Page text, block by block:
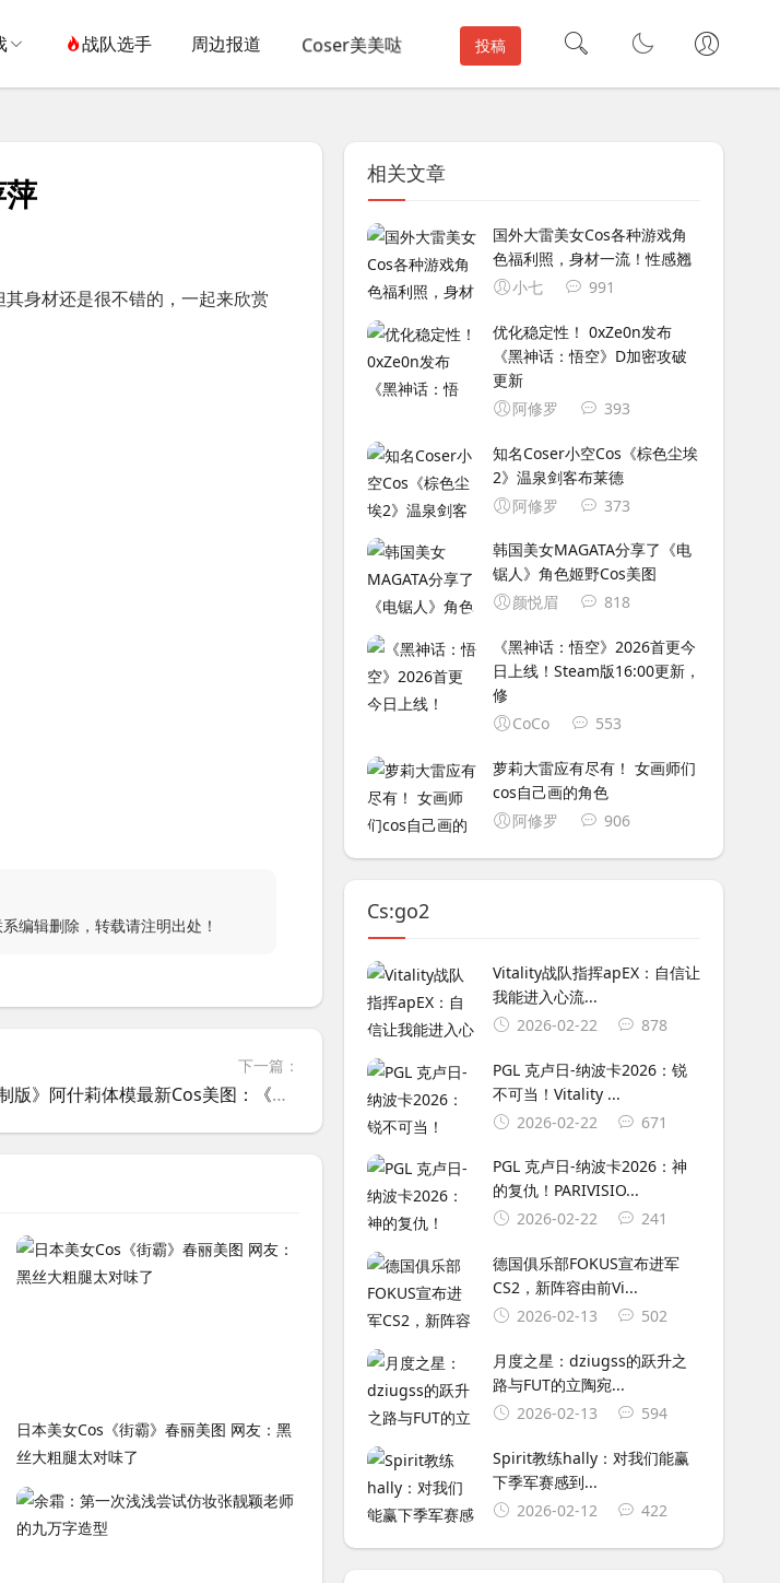
战队选手 周边报道 Coser美美哒 投稿
身材还是很不错的，一起来欣赏
编辑删除，转载请注明出处！
下一篇：
《生化危机4重制版》阿什莉体模最新Cos美图：《漫威争锋》隐形女泳装皮肤
日本美女Cos《街霸》春丽美图 网友：黑
丝大粗腿太对味了
相关文章
国外大雷美女Cos各种游戏角
色福利照，身材一流！性感翘
小七
991
优化稳定性！ 0xZe0n发布
《黑神话：悟空》D加密攻破
更新
阿修罗
393
知名Coser小空Cos《棕色尘埃
2》温泉剑客布莱德
阿修罗
373
韩国美女MAGATA分享了《电
锯人》角色姬野Cos美图
颜悦眉
818
《黑神话：悟空》2026首更今
日上线！Steam版16:00更新，
修
CoCo
553
萝莉大雷应有尽有！ 女画师们
cos自己画的角色
阿修罗
906
Cs:go2
Vitality战队指挥apEX：自信让
我能进入心流...
2026-02-22
878
PGL 克卢日-纳波卡2026：锐
不可当！Vitality ...
2026-02-22
671
PGL 克卢日-纳波卡2026：神
的复仇！PARIVISIO...
2026-02-22
241
德国俱乐部FOKUS宣布进军
CS2，新阵容由前Vi...
2026-02-13
502
月度之星：dziugss的跃升之
路与FUT的立陶宛...
2026-02-13
594
Spirit教练hally：对我们能赢
下季军赛感到...
2026-02-12
422